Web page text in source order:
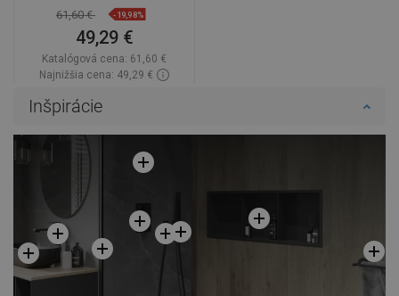
61,60 € -19,98%
49,29 €
Katalógová cena: 61,60 €
Najnižšia cena: 49,29 €
Obľúbené
Inšpirácie